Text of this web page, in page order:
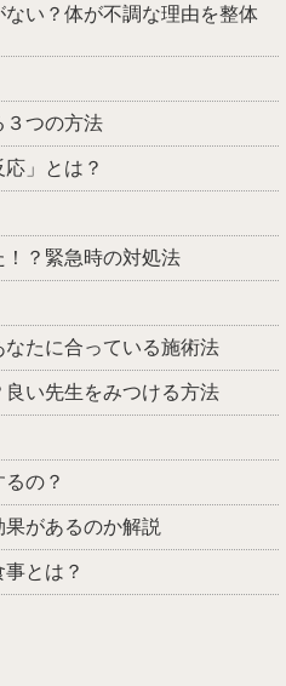
い？体が不調な理由を整体
３つの方法
」とは？
？緊急時の対処法
たに合っている施術法
い先生をみつける方法
るの？
があるのか解説
とは？